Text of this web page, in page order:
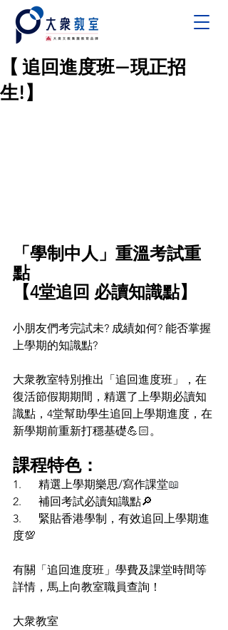
【 追回進度班—現正招
生!】
「學制中人」重溫考試重
點
【4堂追回 必讀知識點】
小朋友們考完試未? 成績如何? 能否掌握
上學期的知識點?
大衆教室特別推出「追回進度班」，在
復活節假期期間，精選了上學期必讀知
識點，4堂幫助學生追回上學期進度，在
新學期前重新打穩基礎💪🏻。
課程特色：
1.      精選上學期樂思/寫作課堂📖
2.      補回考試必讀知識點🔎
3.      緊貼香港學制，有效追回上學期進
度💯
有關「追回進度班」學費及課堂時間等
詳情，馬上向教室職員查詢！
大衆教室 ﻿